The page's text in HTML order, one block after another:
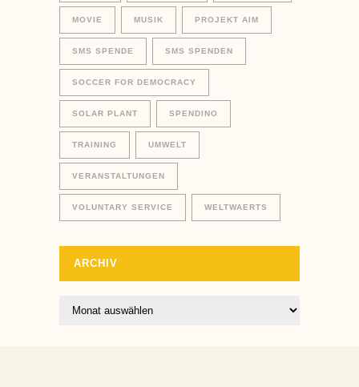
MOVIE MUSIK PROJEKT AIM
SMS SPENDE SMS SPENDEN
SOCCER FOR DEMOCRACY
SOLAR PLANT SPENDINO
TRAINING UMWELT
VERANSTALTUNGEN
VOLUNTARY SERVICE WELTWAERTS
ARCHIV
Archiv